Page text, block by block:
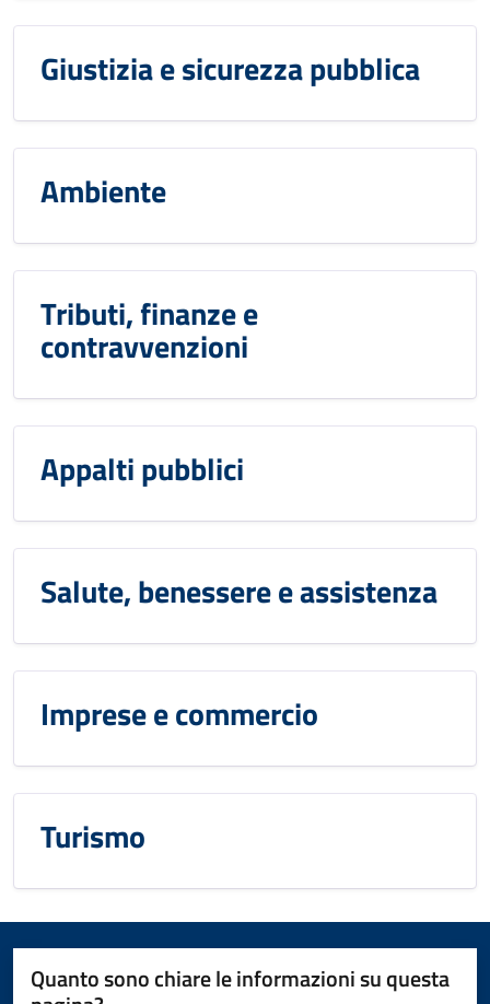
Giustizia e sicurezza pubblica
Ambiente
Tributi, finanze e
contravvenzioni
Appalti pubblici
Salute, benessere e assistenza
Imprese e commercio
Turismo
Quanto sono chiare le informazioni su questa